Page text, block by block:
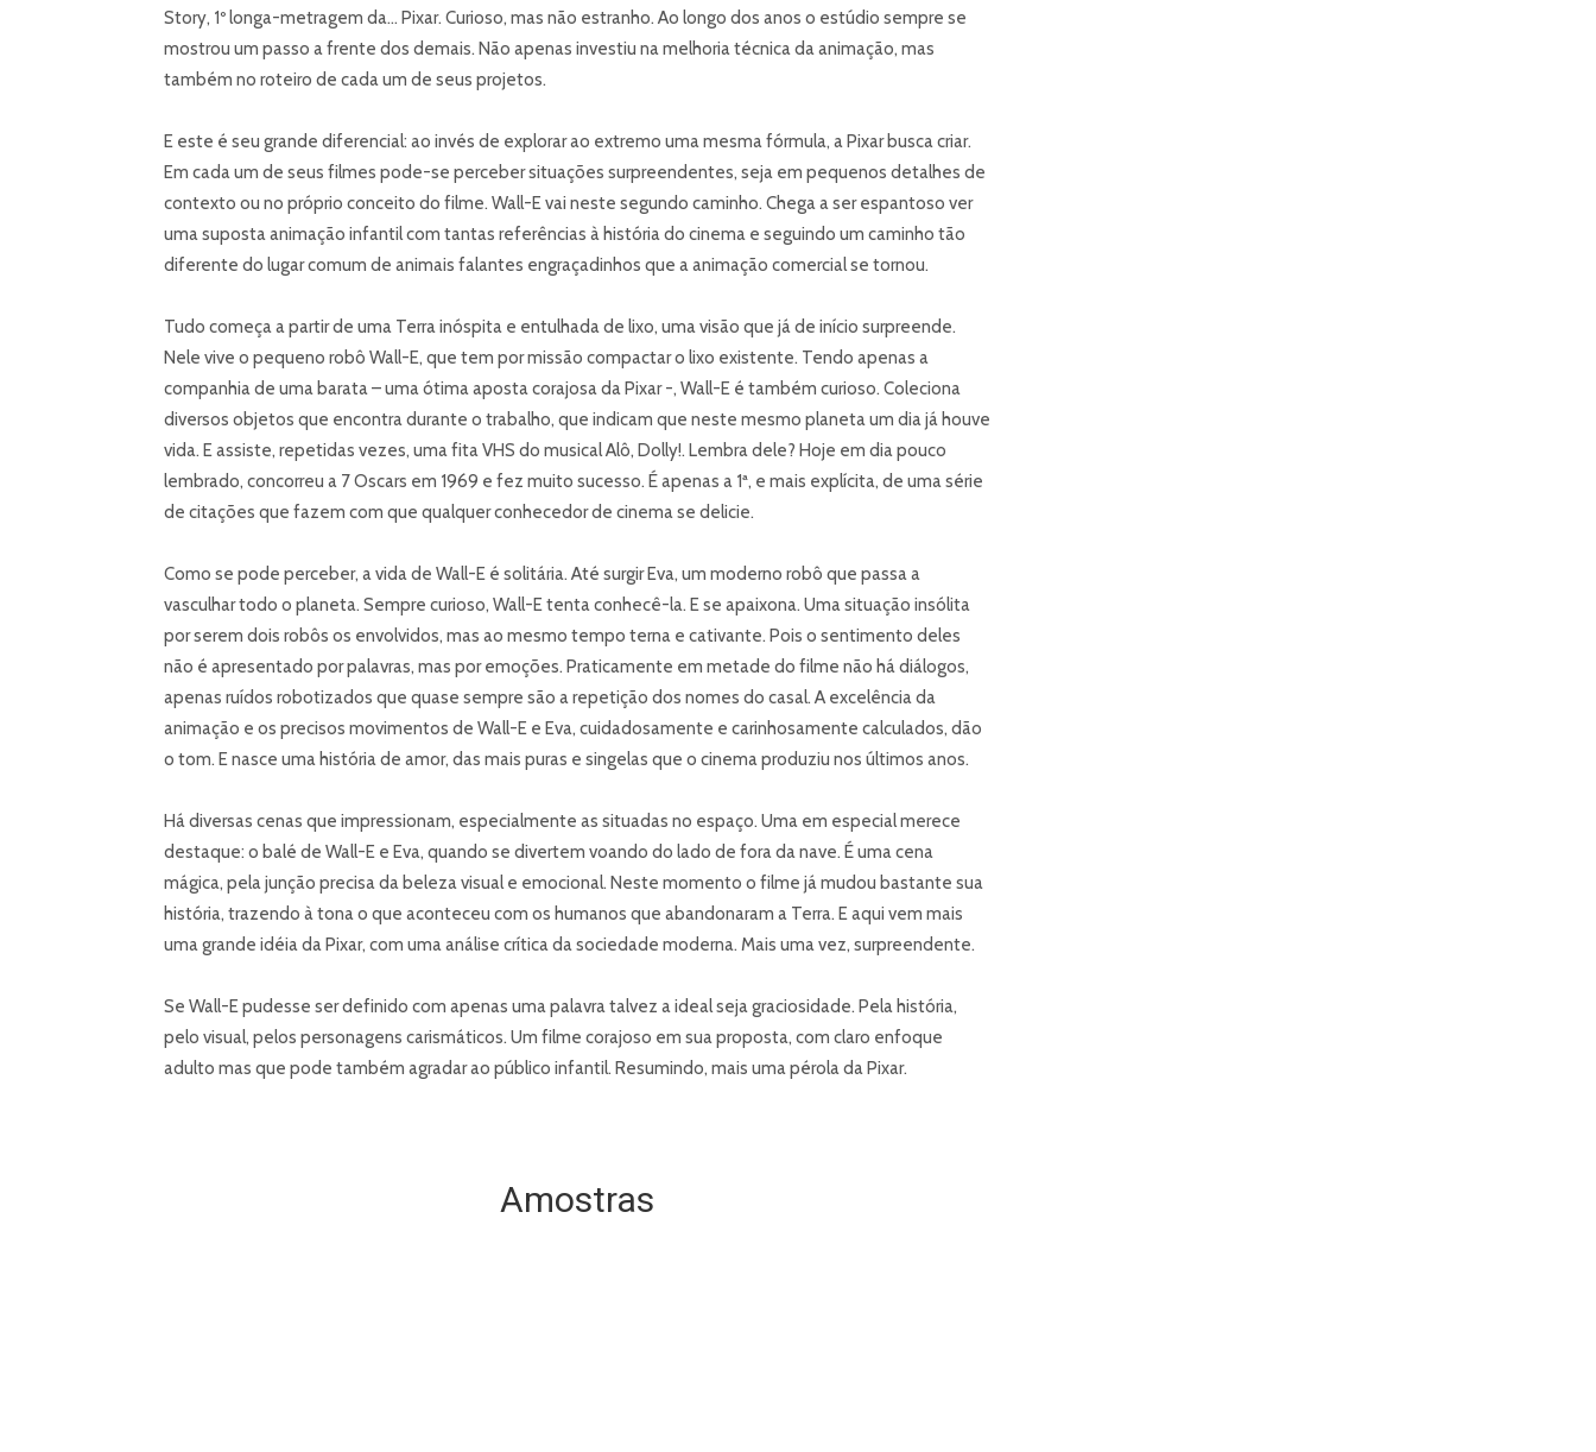
Story, 1º longa-metragem da… Pixar. Curioso, mas não estranho. Ao longo dos anos o estúdio sempre se
mostrou um passo a frente dos demais. Não apenas investiu na melhoria técnica da animação, mas
também no roteiro de cada um de seus projetos.
E este é seu grande diferencial: ao invés de explorar ao extremo uma mesma fórmula, a Pixar busca criar.
Em cada um de seus filmes pode-se perceber situações surpreendentes, seja em pequenos detalhes de
contexto ou no próprio conceito do filme. Wall-E vai neste segundo caminho. Chega a ser espantoso ver
uma suposta animação infantil com tantas referências à história do cinema e seguindo um caminho tão
diferente do lugar comum de animais falantes engraçadinhos que a animação comercial se tornou.
Tudo começa a partir de uma Terra inóspita e entulhada de lixo, uma visão que já de início surpreende.
Nele vive o pequeno robô Wall-E, que tem por missão compactar o lixo existente. Tendo apenas a
companhia de uma barata – uma ótima aposta corajosa da Pixar -, Wall-E é também curioso. Coleciona
diversos objetos que encontra durante o trabalho, que indicam que neste mesmo planeta um dia já houve
vida. E assiste, repetidas vezes, uma fita VHS do musical Alô, Dolly!. Lembra dele? Hoje em dia pouco
lembrado, concorreu a 7 Oscars em 1969 e fez muito sucesso. É apenas a 1ª, e mais explícita, de uma série
de citações que fazem com que qualquer conhecedor de cinema se delicie.
Como se pode perceber, a vida de Wall-E é solitária. Até surgir Eva, um moderno robô que passa a
vasculhar todo o planeta. Sempre curioso, Wall-E tenta conhecê-la. E se apaixona. Uma situação insólita
por serem dois robôs os envolvidos, mas ao mesmo tempo terna e cativante. Pois o sentimento deles
não é apresentado por palavras, mas por emoções. Praticamente em metade do filme não há diálogos,
apenas ruídos robotizados que quase sempre são a repetição dos nomes do casal. A excelência da
animação e os precisos movimentos de Wall-E e Eva, cuidadosamente e carinhosamente calculados, dão
o tom. E nasce uma história de amor, das mais puras e singelas que o cinema produziu nos últimos anos.
Há diversas cenas que impressionam, especialmente as situadas no espaço. Uma em especial merece
destaque: o balé de Wall-E e Eva, quando se divertem voando do lado de fora da nave. É uma cena
mágica, pela junção precisa da beleza visual e emocional. Neste momento o filme já mudou bastante sua
história, trazendo à tona o que aconteceu com os humanos que abandonaram a Terra. E aqui vem mais
uma grande idéia da Pixar, com uma análise crítica da sociedade moderna. Mais uma vez, surpreendente.
Se Wall-E pudesse ser definido com apenas uma palavra talvez a ideal seja graciosidade. Pela história,
pelo visual, pelos personagens carismáticos. Um filme corajoso em sua proposta, com claro enfoque
adulto mas que pode também agradar ao público infantil. Resumindo, mais uma pérola da Pixar.
Amostras